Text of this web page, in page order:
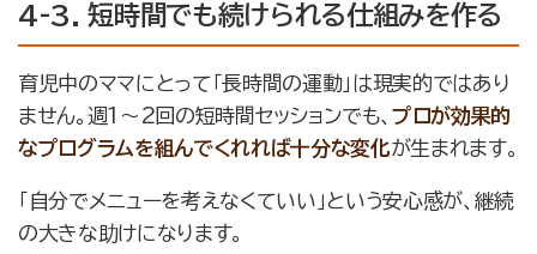
4-3. 短時間でも続けられる仕組みを作る
育児中のママにとって「長時間の運動」は現実的ではあり
ません。週1〜2回の短時間セッションでも、 プロが効果的
なプログラムを組んでくれれば十分な変化が生まれます。
「自分でメニューを考えなくていい」という安心感が、継続
の大きな助けになります。